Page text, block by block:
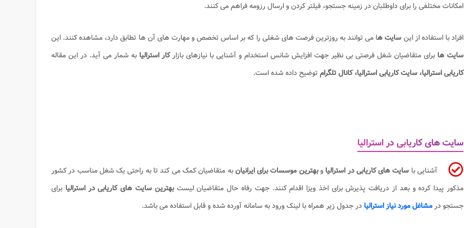
امکانات مختلفی را برای داوطلبان در زمینه جستجو، فیلتر کردن و ارسال رزومه فراهم می کنند.
افراد با استفاده از این سایت ها می توانند به روزترین فرصت های شغلی را که بر اساس تخصص و مهارت های آن ها تطابق دارد، مشاهده کنند. این
سایت ها برای متقاضیان شغل فرصتی بی نظیر جهت افزایش شانس استخدام و آشنایی با نیازهای بازارکار استرالیا به شمار می آید. در این مقاله
کاریابی استرالیا، سایت کاریابی استرالیا، کانال تلگرام توضیح داده شده است.
سایت های کاریابی در استرالیا
آشنایی با سایت های کاریابی در استرالیا وبهترین موسسات برای ایرانیانبه متقاضیان کمک می کند تا به راحتی یک شغل مناسب در کشور
مذکور پیدا کرده و بعد از دریافت پذیرش برای اخذ ویزا اقدام کنند. جهت رفاه حال متقاضیان لیستبهترین سایت های کاریابی در استرالیا برای
جستجو درمشاغل مورد نیاز استرالیا در جدول زیر همراه با لینک ورود به سامانه آورده شده و قابل استفاده می باشد.